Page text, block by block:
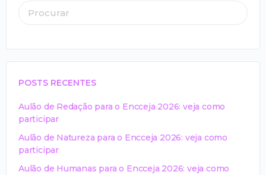
POSTS RECENTES
Aulão de Redação para o Encceja 2026: veja como
participar
Aulão de Natureza para o Encceja 2026: veja como
participar
Aulão de Humanas para o Encceja 2026: veja como